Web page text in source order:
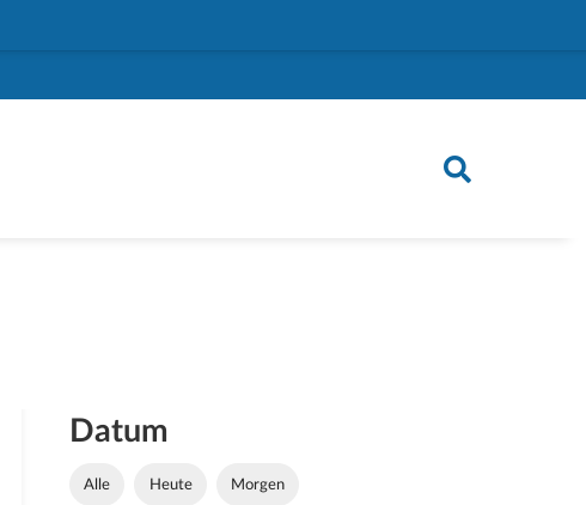
Datum
Alle Heute Morgen